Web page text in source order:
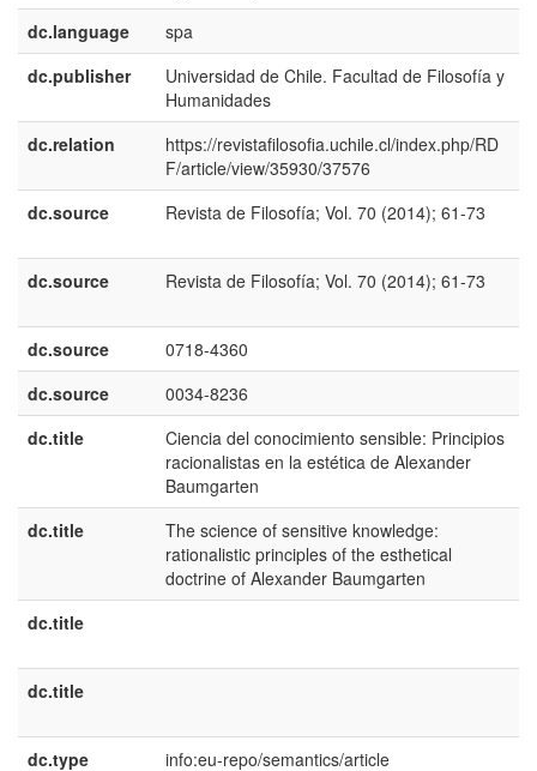
dc.language
spa
dc.publisher
Universidad de Chile. Facultad de Filosofía y
Humanidades
dc.relation
https://revistafilosofia.uchile.cl/index.php/RD
F/article/view/35930/37576
dc.source
Revista de Filosofía; Vol. 70 (2014); 61-73
dc.source
Revista de Filosofía; Vol. 70 (2014); 61-73
dc.source
0718-4360
dc.source
0034-8236
dc.title
Ciencia del conocimiento sensible: Principios
racionalistas en la estética de Alexander
Baumgarten
dc.title
The science of sensitive knowledge:
rationalistic principles of the esthetical
doctrine of Alexander Baumgarten
dc.title
dc.title
dc.type
info:eu-repo/semantics/article